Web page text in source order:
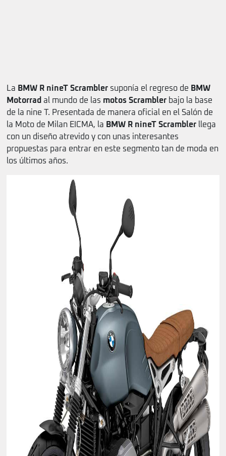
La BMW R nineT Scrambler suponía el regreso de BMW
Motorrad al mundo de las motos Scrambler bajo la base
de la nine T. Presentada de manera oficial en el Salón de
la Moto de Milan EICMA, la BMW R nineT Scrambler llega
con un diseño atrevido y con unas interesantes
propuestas para entrar en este segmento tan de moda en
los últimos años.